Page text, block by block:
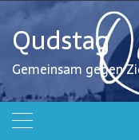
Zum
Inhalt
springen
Qudstag
Gemeinsam gegen